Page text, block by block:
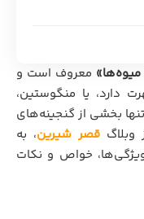
میوه‌ها» معروف است و
دارد، یا منگوستین،
بخشی از گنجینه‌های
وبلاگ قصر شیرین، به
خواص و نکات